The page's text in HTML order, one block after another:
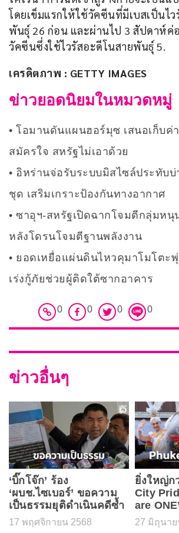
โดยเข็มแรกให้ใช้วัคซีนที่มีเบสเป็นไว
พันธุ์ 26 ก่อน และผ่านไป 3 สัปดาห์ค่
วัคซีนซึ่งใช้ไวรัสอะดีโนสายพันธุ์ 5.
เครดิตภาพ : GETTY IMAGES
ข่าวยอดนิยมในหมวดหมู่
โอมานดันแผนฮอร์มุซ เสนอเก็บค่
สมัครใจ สหรัฐไม่เอาด้วย
อิหร่านจ่อรับระบบมิสไซล์ประทับบ่
ชุด เสริมเกราะป้องกันทางอากาศ
ซาอุฯ-สหรัฐเปิดฉากโจมตีกลุ่มหนุ
หลังโดรนโจมตีฐานพลังงาน
ยอดเหยื่อแผ่นดินไหวคุมาโมโตะ
เร่งกู้ภัยช่วยผู้ติดใต้ซากอาคาร
0 0 0 0
ข่าวอื่นๆ
‘บิ๊กโจ๊ก’ ร้อง
‘ผบช.ไซเบอร์’ ขอความ
เป็นธรรมยุติดำเนินคดีซ้ำ
17 พฤศจิกายน 2568
ยิ่งใหญ่ก
City
are
27 มิถุนาย